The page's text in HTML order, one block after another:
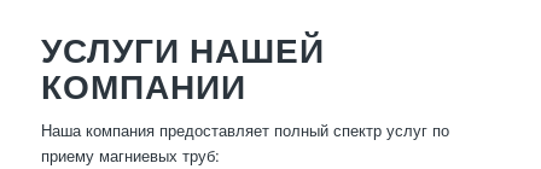
УСЛУГИ НАШЕЙ
КОМПАНИИ
Наша компания предоставляет полный спектр услуг по
приему магниевых труб: